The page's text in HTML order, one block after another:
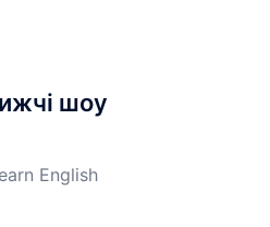
шоу
English